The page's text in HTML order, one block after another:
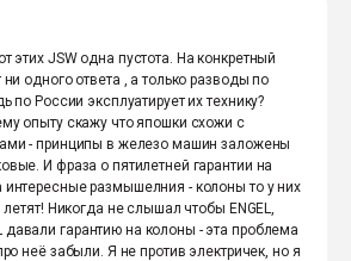
этих JSW одна пустота. На конкретный
одного ответа , а только разводы по
по России эксплуатирует их технику?
опыту скажу что япошки схожи с
- принципы в железо машин заложены
И фраза о пятилетней гарантии на
размышелния - колоны то у них
Никогда не слышал чтобы ENGEL,
давали гарантию на колоны - эта проблема
неё забыли. Я не против электричек, но я